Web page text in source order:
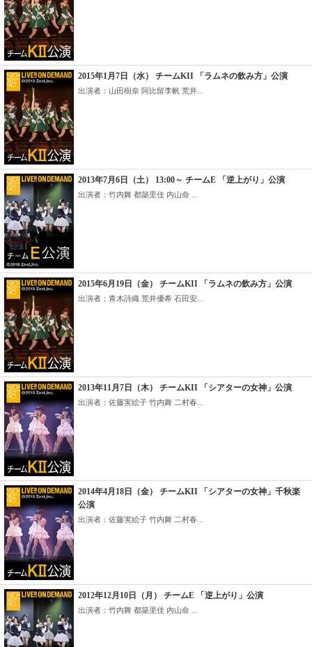
2015年1月7日（水） チームKII 「ラムネの飲み方」公演
出演者：山田樹奈 阿比留李帆 荒井...
2013年7月6日（土） 13:00～ チームE 「逆上がり」公演
出演者：竹内舞 都築里佳 内山命 ...
2015年6月19日（金） チームKII 「ラムネの飲み方」公演
出演者：青木詩織 荒井優希 石田安...
2013年11月7日（木） チームKII 「シアターの女神」公演
出演者：佐藤実絵子 竹内舞 二村春...
2014年4月18日（金） チームKII 「シアターの女神」千秋楽
公演
出演者：佐藤実絵子 竹内舞 二村春...
2012年12月10日（月） チームE 「逆上がり」公演
出演者：竹内舞 都築里佳 内山命 ...